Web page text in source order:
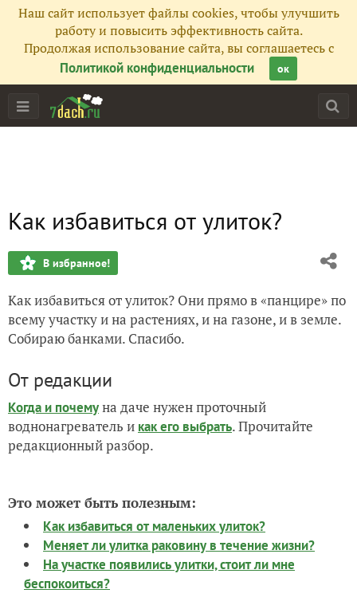
Наш сайт использует файлы cookies, чтобы улучшить
работу и повысить эффективность сайта.
Продолжая использование сайта, вы соглашаетесь с
Политикой конфиденциальности
ок
Как избавиться от улиток?
В избранное!
Как избавиться от улиток? Они прямо в «панцире» по
всему участку и на растениях, и на газоне, и в земле.
Собираю банками. Спасибо.
От редакции
Когда и почемуна даче нужен проточный
воднонагреватель и как его выбрать. Прочитайте
редакционный разбор.
Это может быть полезным:
Как избавиться от маленьких улиток?
Меняет ли улитка раковину в течение жизни?
На участке появились улитки, стоит ли мне
беспокоиться?